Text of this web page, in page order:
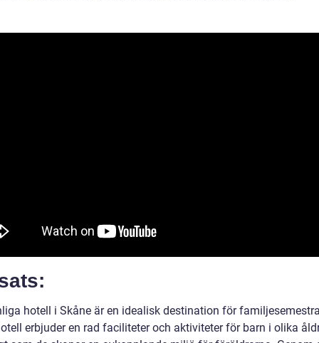
hotell i Skåne är en idealisk destination för
erbjuder en rad faciliteter och aktiviteter för barn i olika